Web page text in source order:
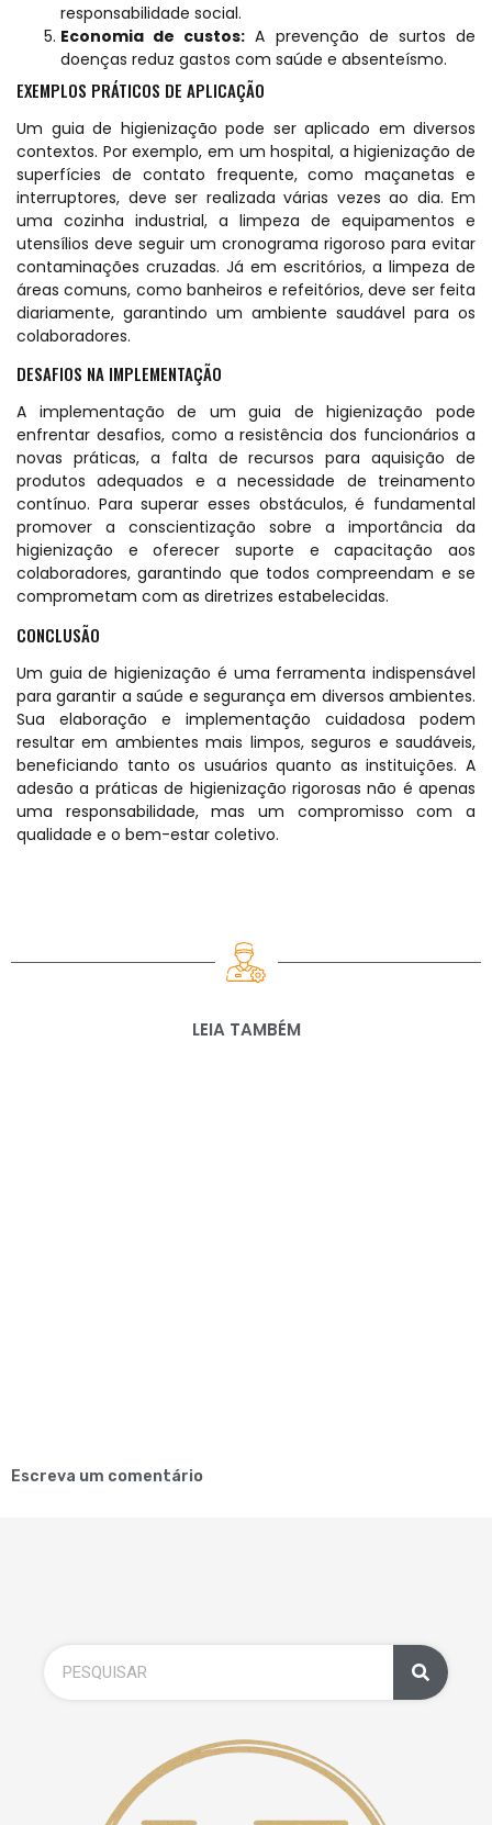
responsabilidade social.
Economia de custos: A prevenção de surtos de
doenças reduz gastos com saúde e absenteísmo.
EXEMPLOS PRÁTICOS DE APLICAÇÃO
Um guia de higienização pode ser aplicado em diversos
contextos. Por exemplo, em um hospital, a higienização de
superfícies de contato frequente, como maçanetas e
interruptores, deve ser realizada várias vezes ao dia. Em
uma cozinha industrial, a limpeza de equipamentos e
utensílios deve seguir um cronograma rigoroso para evitar
contaminações cruzadas. Já em escritórios, a limpeza de
áreas comuns, como banheiros e refeitórios, deve ser feita
diariamente, garantindo um ambiente saudável para os
colaboradores.
DESAFIOS NA IMPLEMENTAÇÃO
A implementação de um guia de higienização pode
enfrentar desafios, como a resistência dos funcionários a
novas práticas, a falta de recursos para aquisição de
produtos adequados e a necessidade de treinamento
contínuo. Para superar esses obstáculos, é fundamental
promover a conscientização sobre a importância da
higienização e oferecer suporte e capacitação aos
colaboradores, garantindo que todos compreendam e se
comprometam com as diretrizes estabelecidas.
CONCLUSÃO
Um guia de higienização é uma ferramenta indispensável
para garantir a saúde e segurança em diversos ambientes.
Sua elaboração e implementação cuidadosa podem
resultar em ambientes mais limpos, seguros e saudáveis,
beneficiando tanto os usuários quanto as instituições. A
adesão a práticas de higienização rigorosas não é apenas
uma responsabilidade, mas um compromisso com a
qualidade e o bem-estar coletivo.
LEIA TAMBÉM
Escreva um comentário